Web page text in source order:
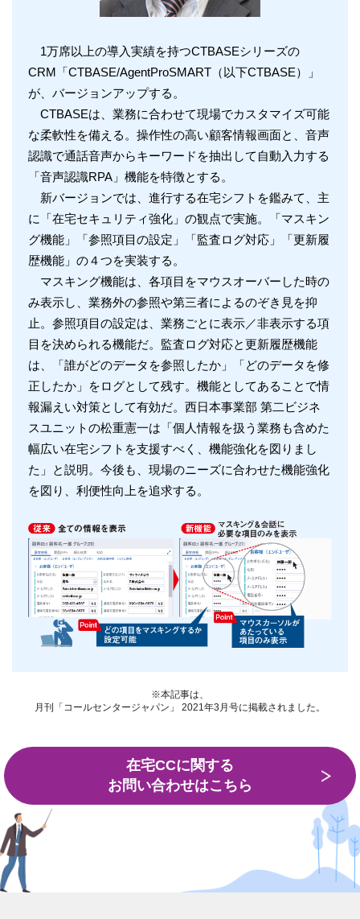
1万席以上の導入実績を持つCTBASEシリーズの
CRM「CTBASE/AgentProSMART（以下CTBASE）」
が、バージョンアップする。
CTBASEは、業務に合わせて現場でカスタマイズ可能
な柔軟性を備える。操作性の高い顧客情報画面と、音声
認識で通話音声からキーワードを抽出して自動入力する
「音声認識RPA」機能を特徴とする。
新バージョンでは、進行する在宅シフトを鑑みて、主
に「在宅セキュリティ強化」の観点で実施。「マスキン
グ機能」「参照項目の設定」「監査ログ対応」「更新履
歴機能」の４つを実装する。
マスキング機能は、各項目をマウスオーバーした時の
み表示し、業務外の参照や第三者によるのぞき見を抑
止。参照項目の設定は、業務ごとに表示／非表示する項
目を決められる機能だ。監査ログ対応と更新履歴機能
は、「誰がどのデータを参照したか」「どのデータを修
正したか」をログとして残す。機能としてあることで情
報漏えい対策として有効だ。西日本事業部 第二ビジネ
スユニットの松重憲一は「個人情報を扱う業務も含めた
幅広い在宅シフトを支援すべく、機能強化を図りまし
た」と説明。今後も、現場のニーズに合わせた機能強化
を図り、利便性向上を追求する。
※本記事は、
月刊「コールセンタージャパン」 2021年3月号に掲載されました。
在宅CCに関する
お問い合わせはこちら